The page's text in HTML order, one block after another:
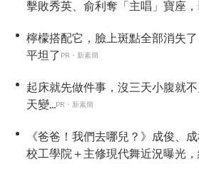
擊敗秀英、俞利奪「主唱」寶座
檸檬搭配它，臉上斑點全部消失
平坦了 PR・新素簡
起床就先做件事，沒三天小腹就
天變...
PR・新素簡
《爸爸！我們去哪兒？》成俊、
校工學院＋主修現代舞近況曝光